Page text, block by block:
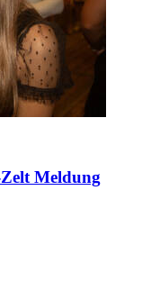
Meldung